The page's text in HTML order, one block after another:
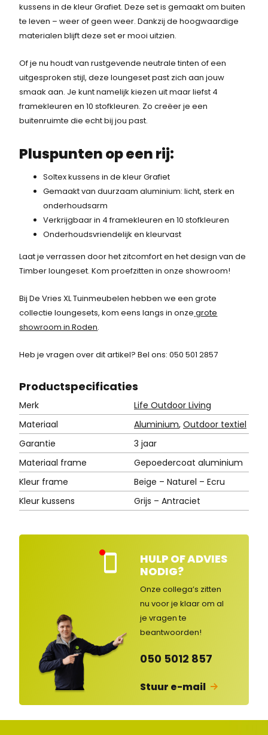
s
2
.
8
2
5
l
i
j
e
p
r
i
j
w
1
1
2
5
j
s
i
:
2
.
2
kussens in de kleur Grafiet. Deze set is gemaakt om buiten
te leven – weer of geen weer. Dankzij de hoogwaardige
materialen blijft deze set er mooi uitzien.
Of je nu houdt van rustgevende neutrale tinten of een
uitgesproken stijl, deze loungeset past zich aan jouw
smaak aan. Je kunt namelijk kiezen uit maar liefst 4
framekleuren en 10 stofkleuren. Zo creëer je een
buitenruimte die echt bij jou past.
Pluspunten op een rij:
Soltex kussens in de kleur Grafiet
Gemaakt van duurzaam aluminium: licht, sterk en
onderhoudsarm
Verkrijgbaar in 4 framekleuren en 10 stofkleuren
Onderhoudsvriendelijk en kleurvast
Laat je verrassen door het zitcomfort en het design van de
Timber loungeset. Kom proefzitten in onze showroom!
Bij De Vries XL Tuinmeubelen hebben we een grote
collectie loungesets, kom eens langs in onze grote
showroom in Roden.
Heb je vragen over dit artikel? Bel ons: 050 501 2857
Productspecificaties
Merk
Life Outdoor Living
Materiaal
Aluminium, Outdoor textiel
Garantie
3 jaar
Materiaal frame
Gepoedercoat aluminium
Kleur frame
Beige – Naturel – Ecru
Kleur kussens
Grijs – Antraciet
nte
en
HULP OF ADVIES
NODIG?
Onze collega’s zitten
nu voor je klaar om al
je vragen te
beantwoorden!
050 5012 857
Stuur e-mail